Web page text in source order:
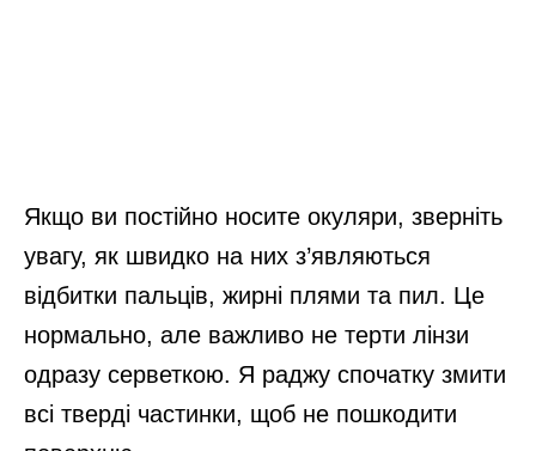
Якщо ви постійно носите окуляри, зверніть
увагу, як швидко на них з’являються
відбитки пальців, жирні плями та пил. Це
нормально, але важливо не терти лінзи
одразу серветкою. Я раджу спочатку змити
всі тверді частинки, щоб не пошкодити